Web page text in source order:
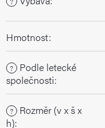
Hmotnost:
?
Podle letecké
společnosti:
?
Rozměr (v x š x
h):